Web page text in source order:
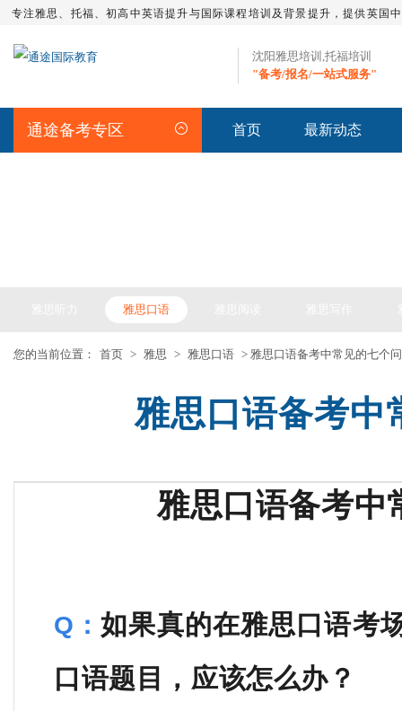
专注雅思、托福、初高中英语提升与国际课程培训及背景提升，提供英国
沈阳雅思培训,托福培训
"备考/报名/一站式服务"
通途备考专区 首页 最新动态
雅思口语
您的当前位置： 首页 > 雅思 > 雅思口语 > 雅思口语备考中常见的七个
雅思口语备考中
雅思口语备考中
Q：如果真的在雅思口语考
口语题目，应该怎么办？
托福一对一 沈阳SAT